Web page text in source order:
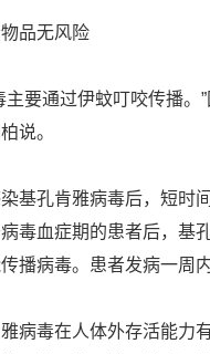
品无风险
主要通过伊蚊叮咬传播
说。
基孔肯雅病毒后，短时
毒血症期的患者后，基
播病毒。患者发病一周
病毒在人体外存活能力